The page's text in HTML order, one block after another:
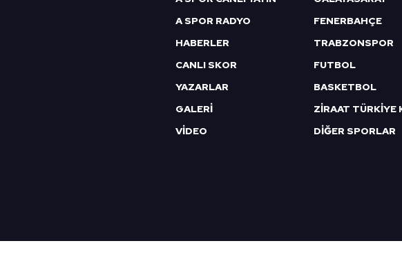
A SPOR RADYO
HABERLER
CANLI SKOR
YAZARLAR
GALERİ
VİDEO
FENERBAHÇE
TRABZONSPOR
FUTBOL
BASKETBOL
DİĞER SPORLAR